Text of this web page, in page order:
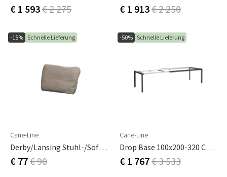
€ 1 593€ 2 275 € 1 913€ 2 250
-15% Schnelle Lieferung
Cane-Line
Derby/Lansing Stuhl-/Sofa-Rückenkissen Taupe, Natté
€ 77€ 90
-50% Schnelle Lieferung
Cane-Line
Drop Base 100x200-320 Cm Lava Grey
€ 1 767€ 3 533